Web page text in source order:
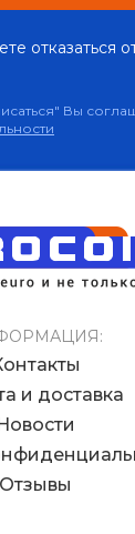
отказаться
Вы
и доставка
Отзывы